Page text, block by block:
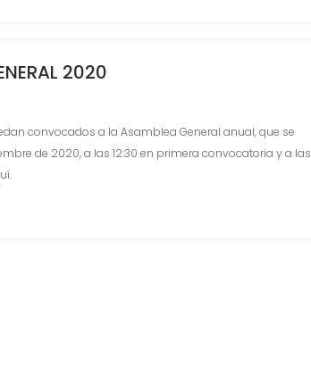
2020
convocados a la Asamblea General anual, que se
de 2020, a las 12:30 en primera convocatoria y a las